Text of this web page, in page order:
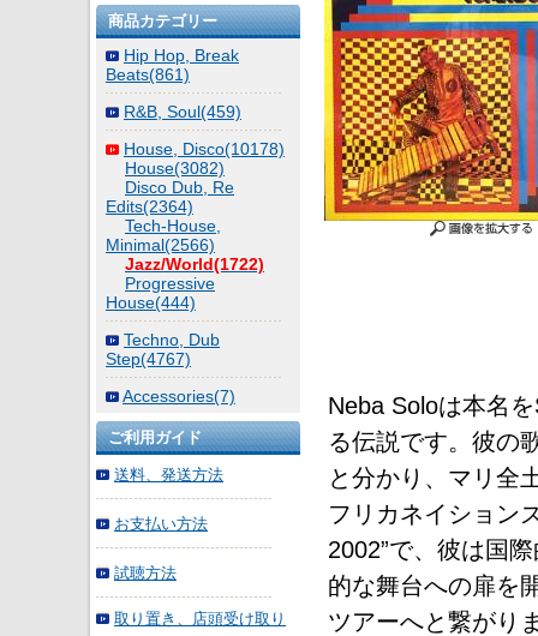
Neba Soloは本名
る伝説です。彼の
と分かり、マリ全
フリカネイション
2002”で、彼は国
的な舞台への扉を
ツアーへと繋がり
商品カテゴリー
Hip Hop, Break
Beats(861)
R&B, Soul(459)
House, Disco(10178)
House(3082)
Disco Dub, Re
Edits(2364)
Tech-House,
Minimal(2566)
Jazz/World(1722)
Progressive
House(444)
Techno, Dub
Step(4767)
Accessories(7)
ご利用ガイド
送料、発送方法
お支払い方法
試聴方法
取り置き、店頭受け取り